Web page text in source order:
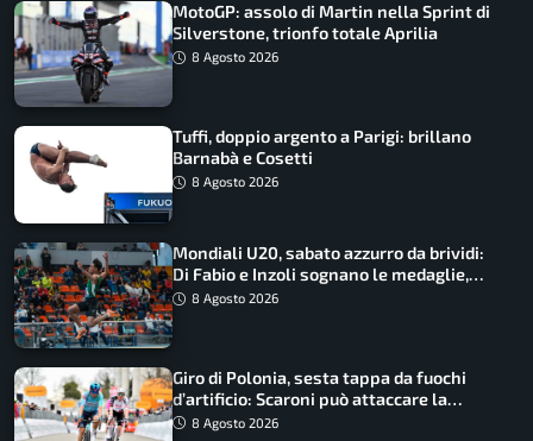
MotoGP: assolo di Martin nella Sprint di
Silverstone, trionfo totale Aprilia
8 Agosto 2026
Tuffi, doppio argento a Parigi: brillano
Barnabà e Cosetti
8 Agosto 2026
Mondiali U20, sabato azzurro da brividi:
Di Fabio e Inzoli sognano le medaglie,
Castellani e Succo in finale
8 Agosto 2026
Giro di Polonia, sesta tappa da fuochi
d’artificio: Scaroni può attaccare la
maglia di Lemmen
8 Agosto 2026